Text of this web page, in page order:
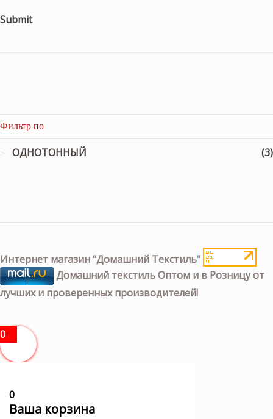
Submit
Фильтр по
ОДНОТОННЫЙ (3)
Интернет магазин "Домашний Текстиль"
Домашний текстиль Оптом и в Розницу от
лучших и проверенных производителей!
0
0
Ваша корзина